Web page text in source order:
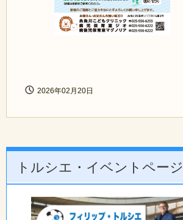
2026年02月20日
トルシエ・イベントページ